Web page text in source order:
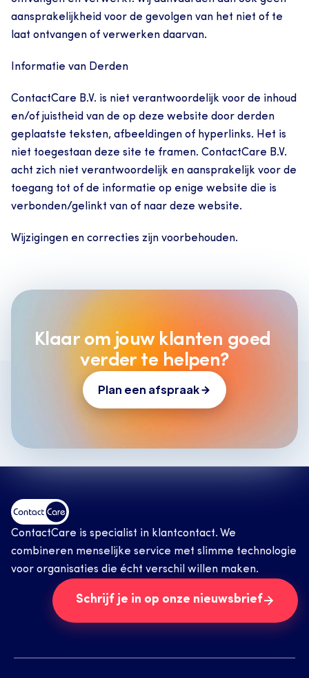
aansprakelijkheid voor de gevolgen van het niet of te
laat ontvangen of verwerken daarvan.
Informatie van Derden
ContactCare B.V. is niet verantwoordelijk voor de inhoud
en/of juistheid van de op deze website door derden
geplaatste teksten, afbeeldingen of hyperlinks. Het is
niet toegestaan deze site te framen. ContactCare B.V.
acht zich niet verantwoordelijk en aansprakelijk voor de
toegang tot of de informatie op enige website die is
verbonden/gelinkt van of naar deze website.
Wijzigingen en correcties zijn voorbehouden.
Klaar om jouw klanten goed
verder te helpen?
Plan een afspraak
ContactCare is specialist in klantcontact. We
combineren menselijke service met slimme technologie
voor organisaties die écht verschil willen maken.
Schrijf je in op onze nieuwsbrief